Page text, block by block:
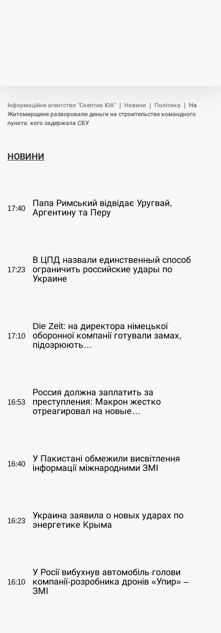
Інформаційне агентство "Скептик ЮА" Новини Політика
На
Житомирщине разворовали деньги на строительстве командного
пункта: кого задержала СБУ
НОВИНИ
17:40
Папа Римський відвідає Уругвай,
Аргентину та Перу
17:23
В ЦПД назвали единственный способ
ограничить российские удары по
Украине
17:10
Die Zeit: на директора німецької
оборонної компанії готували замах,
підозрюють…
16:53
Россия должна заплатить за
преступления: Макрон жестко
отреагировал на новые…
16:40
У Пакистані обмежили висвітлення
інформації міжнародними ЗМІ
16:23
Украина заявила о новых ударах по
энергетике Крыма
16:10
У Росії вибухнув автомобіль голови
компанії-розробника дронів «Упир» –
ЗМІ